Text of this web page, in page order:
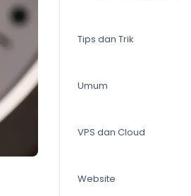
Tips dan Trik
Umum
VPS dan Cloud
Website